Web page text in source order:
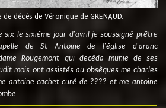
décès de Véronique de GRENAUD.
six le sixième jour d'avril je soussigné prêtre
de St Antoine de l'église d'aranc
Rougemont qui decéda munie de ses
mois ont assistés au obsèques me charles
antoine cachet curé de ???? et me antoine